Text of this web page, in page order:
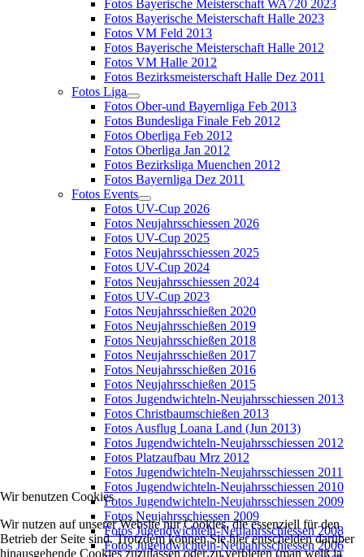
Fotos Bayerische Meisterschaft WA720 2023
Fotos Bayerische Meisterschaft Halle 2023
Fotos VM Feld 2013
Fotos Bayerische Meisterschaft Halle 2012
Fotos VM Halle 2012
Fotos Bezirksmeisterschaft Halle Dez 2011
Fotos Liga
Fotos Ober-und Bayernliga Feb 2013
Fotos Bundesliga Finale Feb 2012
Fotos Oberliga Feb 2012
Fotos Oberliga Jan 2012
Fotos Bezirksliga Muenchen 2012
Fotos Bayernliga Dez 2011
Fotos Events
Fotos UV-Cup 2026
Fotos Neujahrsschiessen 2026
Fotos UV-Cup 2025
Fotos Neujahrsschiessen 2025
Fotos UV-Cup 2024
Fotos Neujahrsschiessen 2024
Fotos UV-Cup 2023
Fotos Neujahrsschießen 2020
Fotos Neujahrsschießen 2019
Fotos Neujahrsschießen 2018
Fotos Neujahrsschießen 2017
Fotos Neujahrsschießen 2016
Fotos Neujahrsschießen 2015
Fotos Jugendwichteln-Neujahrsschiessen 2013
Fotos Christbaumschießen 2013
Fotos Ausflug Loana Land (Jun 2013)
Fotos Jugendwichteln-Neujahrsschiessen 2012
Fotos Platzaufbau Mrz 2012
Fotos Jugendwichteln-Neujahrsschiessen 2011
Fotos Jugendwichteln-Neujahrsschiessen 2010
Fotos Jugendwichteln-Neujahrsschiessen 2009
Fotos Neujahrsschiessen 2009
Fotos Jugendwichteln-Neujahrsschiessen 2008
Fotos Jugendwichteln-Neujahrsschiessen 2006
Wir benutzen Cookies
Wir nutzen auf unserer Website nur Cookies, die essenziell für den
Betrieb der Seite sind. Trotzdem können Sie hier entscheiden darüber
hinausgehende Cookies zuzulassen oder zu verbieten (man weiß ja